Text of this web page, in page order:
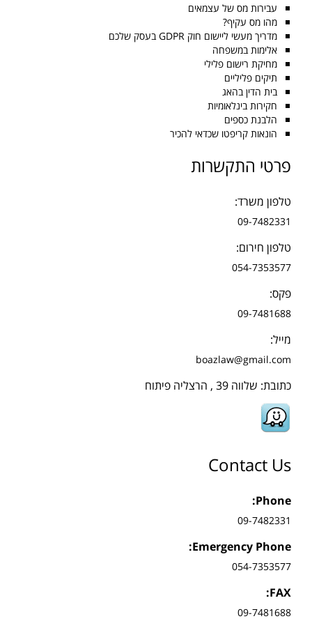
עבירות מס של עצמאים
מהו מס עקיף?
מדריך מעשי ליישום חוק GDPR בעסק שלכם
אלימות במשפחה
מחיקת רישום פלילי
תיקים פליליים
בית הדין בהאג
חקירות בינלאומיות
הלבנת כספים
הונאות קריפטו שכדאי להכיר
פרטי התקשרות
טלפון משרד:
09-7482331
טלפון חירום:
054-7353577
פקס:
09-7481688
מייל:
boazlaw@gmail.com
כתובת: שלווה 39 , הרצליה פיתוח
Contact Us
Phone:
09-7482331
Emergency Phone:
054-7353577
FAX:
09-7481688